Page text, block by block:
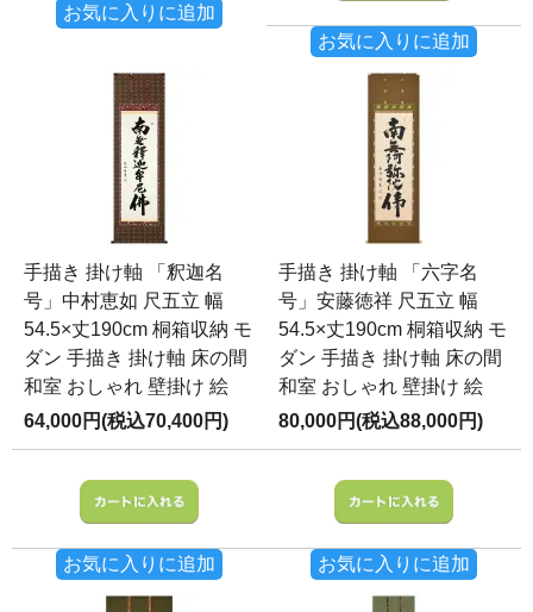
お気に入りに追加
お気に入りに追加
手描き 掛け軸 「釈迦名
号」中村恵如 尺五立 幅
54.5×丈190cm 桐箱収納 モ
ダン 手描き 掛け軸 床の間
和室 おしゃれ 壁掛け 絵
64,000円(税込70,400円)
お気に入りに追加
手描き 掛け軸 「六字名
号」安藤徳祥 尺五立 幅
54.5×丈190cm 桐箱収納 モ
ダン 手描き 掛け軸 床の間
和室 おしゃれ 壁掛け 絵
80,000円(税込88,000円)
お気に入りに追加